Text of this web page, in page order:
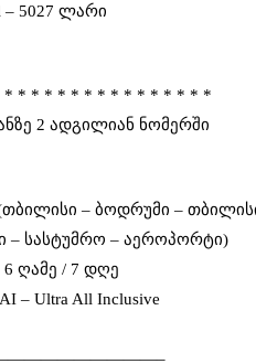
– 5027 ლარი
* * * * * * * * * * * * * * *
2 ადგილიან ნომერში
– ბოდრუმი –
– სასტუმრო – აეროპორტი)
6 ღამე / 7 დღე
– Ultra All Inclusive